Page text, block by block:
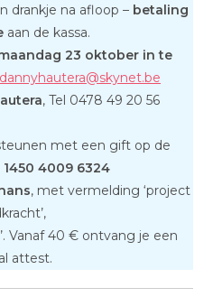
drankje na afloop – betaling
aan de kassa.
23 oktober in te
dannyhautera@skynet.be
, Tel 0478 49 20 56
met een gift op de
1450 4009 6324
, met vermelding ‘project
Vanaf 40 € ontvang je een
attest.